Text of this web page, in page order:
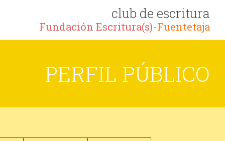
club de escritura
Fundación Escritura(s)-Fuentetaja
PERFIL PÚBLICO